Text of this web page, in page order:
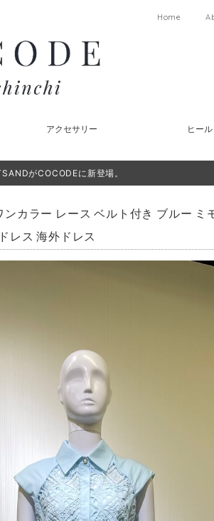
Home
アクセサリー ヒール
がCOCODEに新登場。
ンカラー レース ベルト付き ブルー
レス 海外ドレス